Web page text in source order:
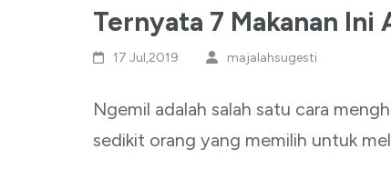
Ternyata 7 Makanan Ini
17 Jul,2019 majalahsugesti
Ngemil adalah salah satu cara
sedikit orang yang memilih untuk